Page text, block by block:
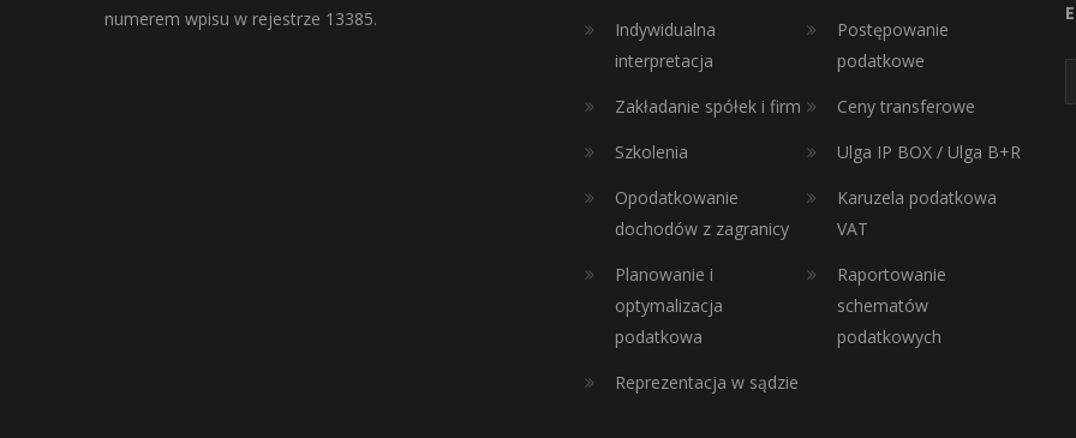
numerem wpisu w rejestrze 13385.
Indywidualna
interpretacja
Postępowanie
podatkowe
Zakładanie spółek i firm
Ceny transferowe
Szkolenia
Ulga IP BOX / Ulga B+R
Opodatkowanie
dochodów z zagranicy
Karuzela podatkowa
VAT
Planowanie i
optymalizacja
podatkowa
Raportowanie
schematów
podatkowych
Reprezentacja w sądzie